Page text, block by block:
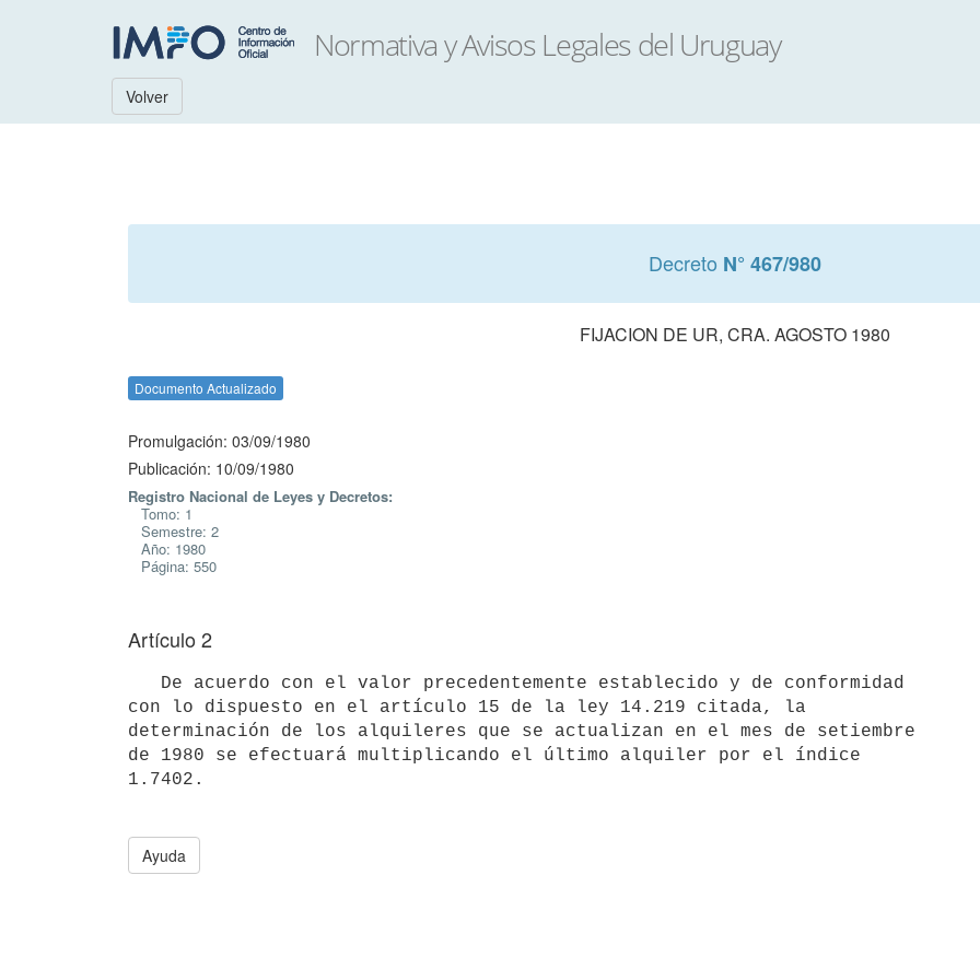
Volver
Decreto N° 467/980
FIJACION DE UR, CRA. AGOSTO 1980
Documento Actualizado
Promulgación: 03/09/1980
Publicación: 10/09/1980
Registro Nacional de Leyes y Decretos:
Tomo: 1
Semestre: 2
Año: 1980
Página: 550
Artículo 2
con lo dispuesto en el artículo 15 de la ley 14.219 citada, la
determinación de los alquileres que se actualizan en el mes de setiembre
de 1980 se efectuará multiplicando el último alquiler por el índice
Ayuda